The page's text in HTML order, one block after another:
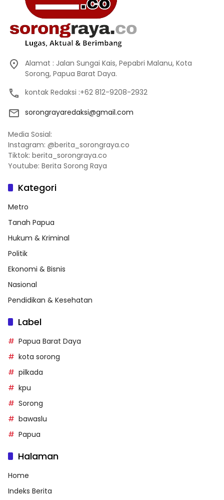
Alamat : Jalan Sungai Kais, Pepabri Malanu, Kota
Sorong, Papua Barat Daya.
kontak Redaksi :+62 812-9208-2932
sorongrayaredaksi@gmail.com
Media Sosial:
Instagram: @berita_sorongraya.co
Tiktok: berita_sorongraya.co
Youtube: Berita Sorong Raya
Kategori
Metro
Tanah Papua
Hukum & Kriminal
Politik
Ekonomi & Bisnis
Nasional
Pendidikan & Kesehatan
Label
Papua Barat Daya
kota sorong
pilkada
kpu
Sorong
bawaslu
Papua
Halaman
Home
Indeks Berita